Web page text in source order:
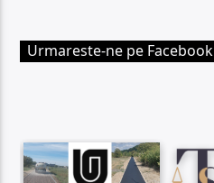
Urmareste-ne pe Facebook